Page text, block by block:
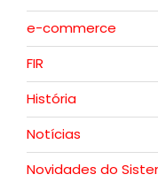
e-commerce
FIR
História
Notícias
Novidades do